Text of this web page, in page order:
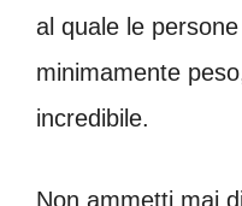
al quale le
minimamente
incredibile.
Non ammetti mai